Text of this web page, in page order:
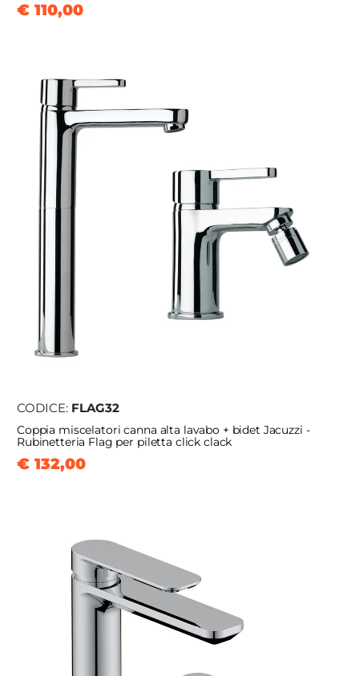
€ 110,00
CODICE: FLAG32
Coppia miscelatori canna alta lavabo + bidet Jacuzzi -
Rubinetteria Flag per piletta click clack
€ 132,00